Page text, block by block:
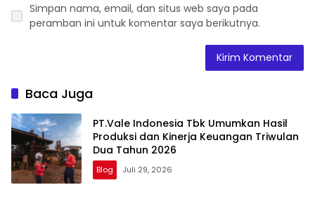
Simpan nama, email, dan situs web saya pada
peramban ini untuk komentar saya berikutnya.
Baca Juga
PT.Vale Indonesia Tbk Umumkan Hasil
Produksi dan Kinerja Keuangan Triwulan
Dua Tahun 2026
Blog Juli 29, 2026